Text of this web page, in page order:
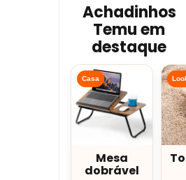
Achadinhos
Temu em
destaque
Casa
Mesa
dobrável